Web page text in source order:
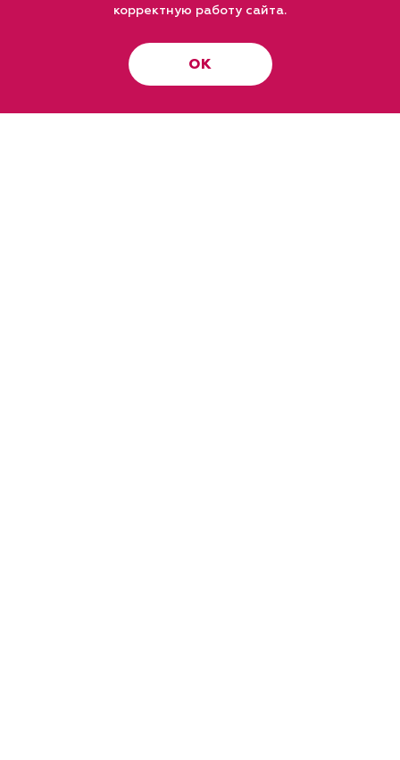
корректную работу сайта.
ОК